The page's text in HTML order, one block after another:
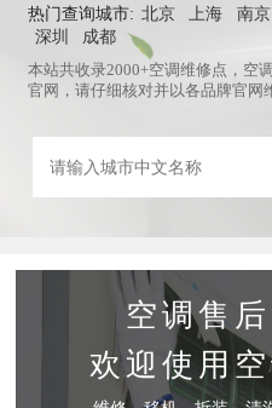
热门查询城市: 北京 上海 南京
深圳
成都
本站共收录2000+空调维修点，空
官网，请仔细核对并以各品牌官网
空调售
欢迎使用